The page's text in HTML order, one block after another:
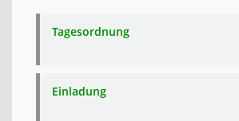
Tagesordnung
Einladung